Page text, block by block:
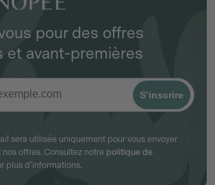
pour des offres
et avant-premières
S’inscrire
sera utilisée uniquement pour vous envoyer
offres. Consultez notre politique de
plus d'informations.